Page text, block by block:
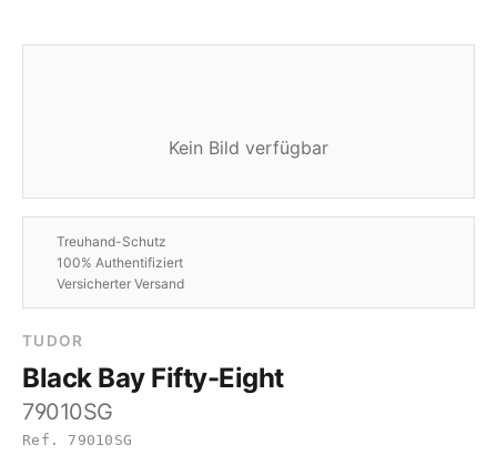
Kein Bild verfügbar
Treuhand-Schutz
100% Authentifiziert
Versicherter Versand
TUDOR
Black Bay Fifty-Eight
79010SG
Ref. 79010SG